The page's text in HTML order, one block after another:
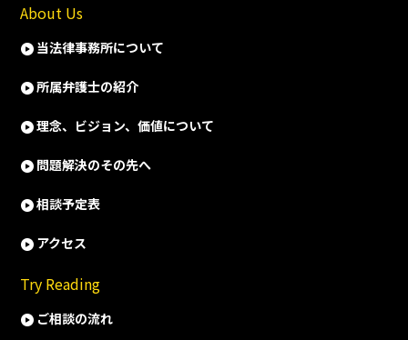
About Us
当法律事務所について
所属弁護士の紹介
理念、ビジョン、価値について
問題解決のその先へ
相談予定表
アクセス
Try Reading
ご相談の流れ